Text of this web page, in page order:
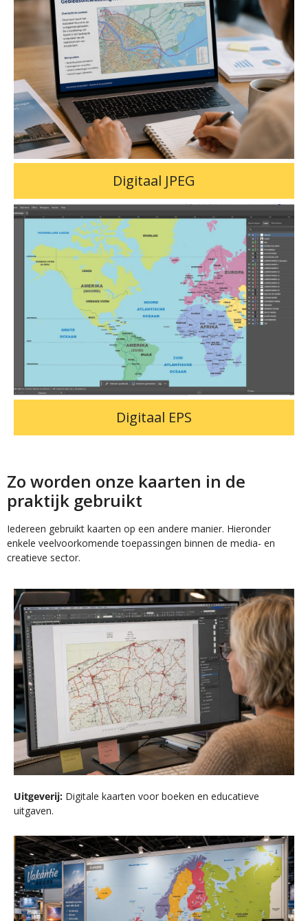
Digitaal JPEG
Digitaal EPS
Zo worden onze kaarten in de
praktijk gebruikt
Iedereen gebruikt kaarten op een andere manier. Hieronder
enkele veelvoorkomende toepassingen binnen de media- en
creatieve sector.
Uitgeverij: Digitale kaarten voor boeken en educatieve
uitgaven.